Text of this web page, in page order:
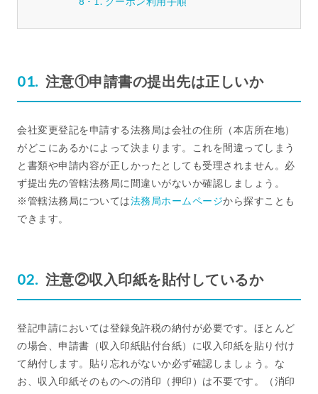
注意①申請書の提出先は正しいか
会社変更登記を申請する法務局は会社の住所（本店所在地）
がどこにあるかによって決まります。これを間違ってしまう
と書類や申請内容が正しかったとしても受理されません。必
ず提出先の管轄法務局に間違いがないか確認しましょう。
※管轄法務局については法務局ホームページから探すことも
できます。
注意②収入印紙を貼付しているか
登記申請においては登録免許税の納付が必要です。ほとんど
の場合、申請書（収入印紙貼付台紙）に収入印紙を貼り付け
て納付します。貼り忘れがないか必ず確認しましょう。な
お、収入印紙そのものへの消印（押印）は不要です。（消印